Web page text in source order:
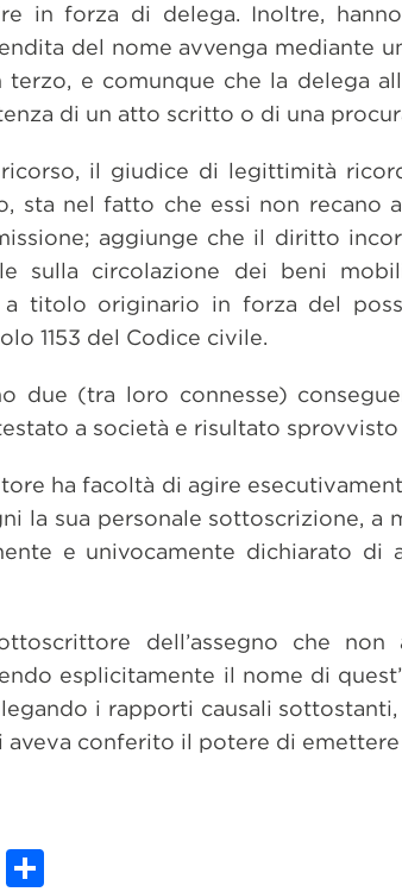
in forza di delega. Inoltre,
del nome avvenga mediante
e comunque che la delega
di un atto scritto o di una
il giudice di legittimità
sta nel fatto che essi non recano
aggiunge che il diritto
sulla circolazione dei beni
a titolo originario in forza del
1153 del Codice civile.
due (tra loro connesse)
a società e risultato
ha facoltà di agire
la sua personale sottoscrizione,
e univocamente dichiarato
dell’assegno che
esplicitamente il nome di
i rapporti causali
aveva conferito il potere di
Email